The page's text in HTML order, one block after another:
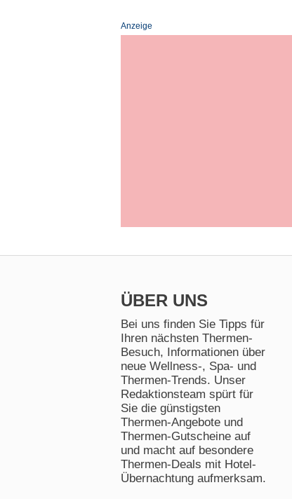
Anzeige
ÜBER UNS
Bei uns finden Sie Tipps für
Ihren nächsten Thermen-
Besuch, Informationen über
neue Wellness-, Spa- und
Thermen-Trends. Unser
Redaktionsteam spürt für
Sie die günstigsten
Thermen-Angebote und
Thermen-Gutscheine auf
und macht auf besondere
Thermen-Deals mit Hotel-
Übernachtung aufmerksam.